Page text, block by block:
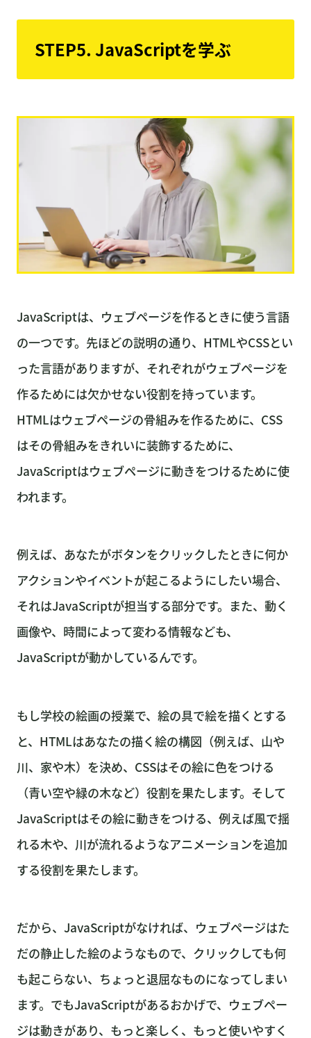
STEP5. JavaScriptを学ぶ
JavaScriptは、ウェブページを作るときに使う言語
の一つです。先ほどの説明の通り、HTMLやCSSとい
った言語がありますが、それぞれがウェブページを
作るためには欠かせない役割を持っています。
HTMLはウェブページの骨組みを作るために、CSS
はその骨組みをきれいに装飾するために、
JavaScriptはウェブページに動きをつけるために使
われます。
例えば、あなたがボタンをクリックしたときに何か
アクションやイベントが起こるようにしたい場合、
それはJavaScriptが担当する部分です。また、動く
画像や、時間によって変わる情報なども、
JavaScriptが動かしているんです。
もし学校の絵画の授業で、絵の具で絵を描くとする
と、HTMLはあなたの描く絵の構図（例えば、山や
川、家や木）を決め、CSSはその絵に色をつける
（青い空や緑の木など）役割を果たします。そして
JavaScriptはその絵に動きをつける、例えば風で揺
れる木や、川が流れるようなアニメーションを追加
する役割を果たします。
だから、JavaScriptがなければ、ウェブページはた
だの静止した絵のようなもので、クリックしても何
も起こらない、ちょっと退屈なものになってしまい
ます。でもJavaScriptがあるおかげで、ウェブペー
ジは動きがあり、もっと楽しく、もっと使いやすく